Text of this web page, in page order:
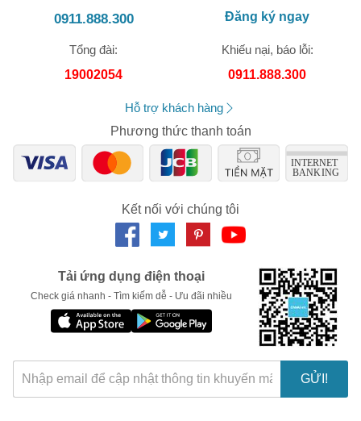
Lưỡi dao: ComfortCut – 27 lưỡi thép tự mài
Thời gian sạc: 1 giờ
Thời gian sử dụng: 50 phút
Sạc nhanh: 5 phút / 1 lần cạo
Bảo hành: 2 năm chính hãng Philips
Hashtag:
#MayCaoRau #PhilipsX5006 #MayCaoRauPhilips
#MayCaoRauNam #CaoRauKhoUot #MayCaoRauChinhHang
#PhilipsVietnam #MayCaoRauTienLoi #MayCaoRauTot
0911.888.300 Đăng ký ngay
Tổng đài:
19002054
Khiếu nại, báo lỗi:
0911.888.300
Hỗ trợ khách hàng
Phương thức thanh toán
Kết nối với chúng tôi
Tải ứng dụng điện thoại
Check giá nhanh - Tìm kiếm dễ - Ưu đãi nhiều
GỬI!
Số lần áp dụng:
Áp dụng cho đơn hàng từ:
Chỉ áp dụng cho gian hàng:
LẤY MÃ NGAY